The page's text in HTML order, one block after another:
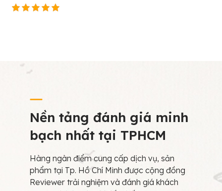
Nền tảng đánh giá minh
bạch nhất tại TPHCM
Hàng ngàn điểm cung cấp dịch vụ, sản
phẩm tại Tp. Hồ Chí Minh được cộng đồng
Reviewer trải nghiệm và đánh giá khách